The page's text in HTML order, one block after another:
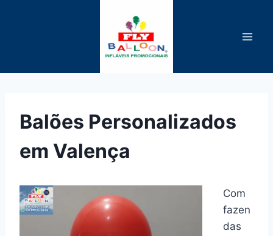
Balões Personalizados
em Valença
Com
fazen
das